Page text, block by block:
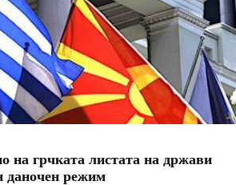
на грчката листата на држави
даночен режим